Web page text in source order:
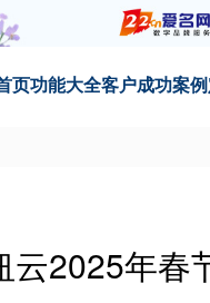
页功能大全客户成功案例
云2025年春